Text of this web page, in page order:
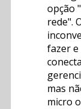
opção
rede".
fazer e
mas
micro